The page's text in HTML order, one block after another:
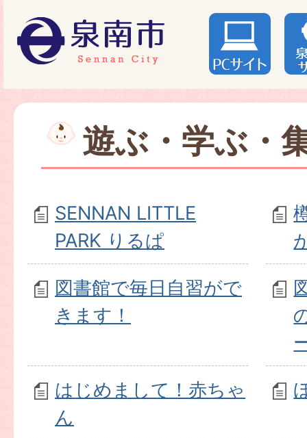
遊ぶ・学ぶ・
SENNAN LITTLE
PARK りるぱ
図書館で毎日自習がで
きます！
はじめまして！赤ちゃ
ん